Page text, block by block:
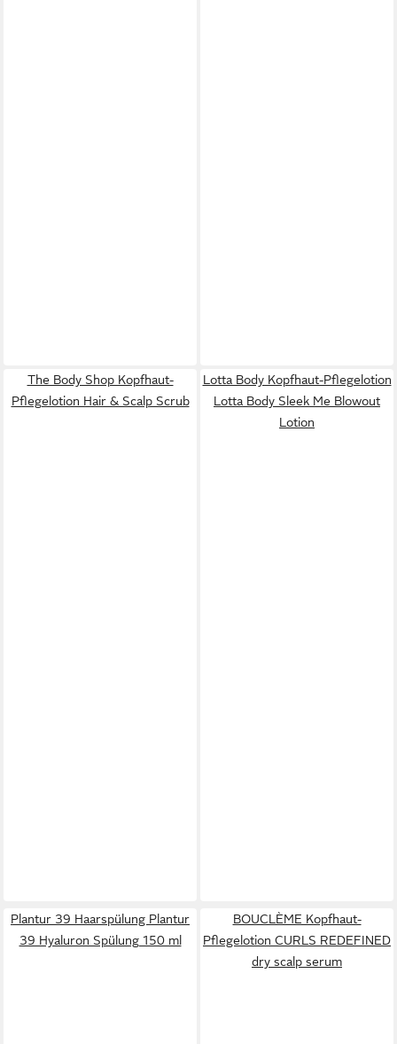
The Body Shop Kopfhaut-
Pflegelotion Hair & Scalp Scrub
Lotta Body Kopfhaut-Pflegelotion
Lotta Body Sleek Me Blowout
Lotion
Plantur 39 Haarspülung Plantur
39 Hyaluron Spülung 150 ml
BOUCLÈME Kopfhaut-
Pflegelotion CURLS REDEFINED
dry scalp serum